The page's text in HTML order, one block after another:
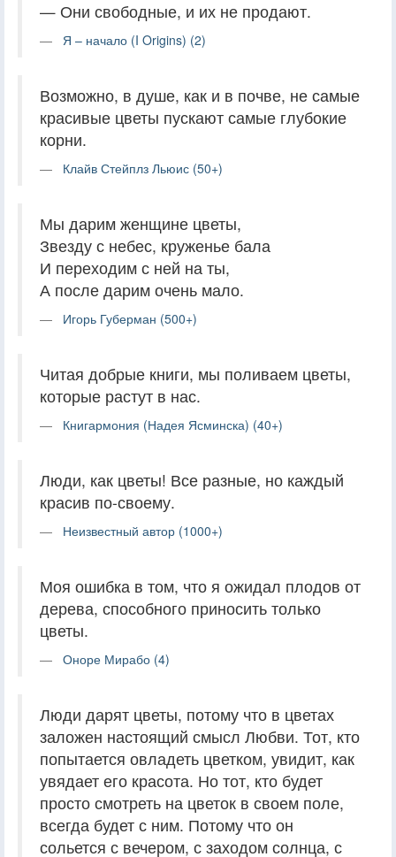
— Они свободные, и их не продают.
Я – начало (I Origins) (2)
Возможно, в душе, как и в почве, не самые
красивые цветы пускают самые глубокие
корни.
Клайв Стейплз Льюис (50+)
Мы дарим женщине цветы,
Звезду с небес, круженье бала
И переходим с ней на ты,
А после дарим очень мало.
Игорь Губерман (500+)
Читая добрые книги, мы поливаем цветы,
которые растут в нас.
Книгармония (Надея Ясминска) (40+)
Люди, как цветы! Все разные, но каждый
красив по-своему.
Неизвестный автор (1000+)
Моя ошибка в том, что я ожидал плодов от
дерева, способного приносить только
цветы.
Оноре Мирабо (4)
Люди дарят цветы, потому что в цветах
заложен настоящий смысл Любви. Тот, кто
попытается овладеть цветком, увидит, как
увядает его красота. Но тот, кто будет
просто смотреть на цветок в своем поле,
всегда будет с ним. Потому что он
сольется с вечером, с заходом солнца, с